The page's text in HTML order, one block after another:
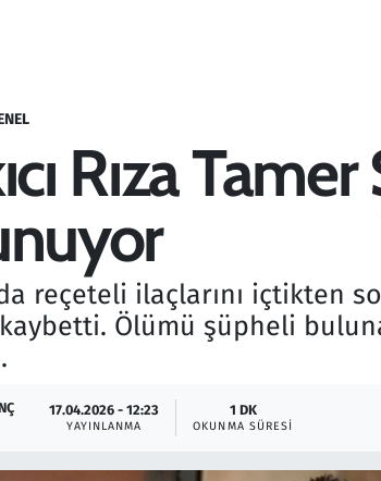
Rıza
reçeteli ilaçlarını içtikten
kaybetti. Ölümü şüpheli
17.04.2026 - 12:23
YAYINLANMA
1 DK
OKUNMA SÜRESI